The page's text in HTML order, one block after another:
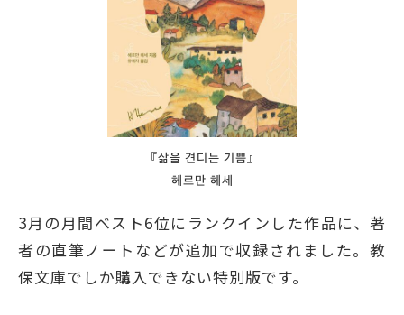
『삶을 견디는 기쁨』
헤르만 헤세
3月の月間ベスト6位にランクインした作品に、著
者の直筆ノートなどが追加で収録されました。教
保文庫でしか購入できない特別版です。